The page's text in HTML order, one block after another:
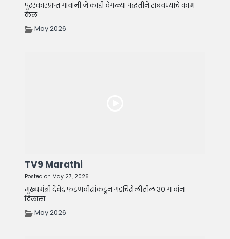
पुरस्कारप्राप्त गावांनी जे काही वेगळ्या पद्धतीने राबवण्याचे काम
केलं - ...
May 2026
TV9 Marathi
Posted on May 27, 2026
मुख्यमंत्री देवेंद्र फडणवीसांकडून गडचिरोलीतील ३० गावांना
दिलासा
May 2026